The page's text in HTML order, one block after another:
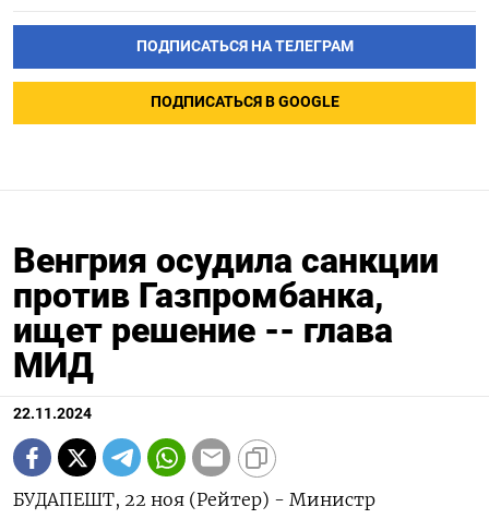
ПОДПИСАТЬСЯ НА ТЕЛЕГРАМ
ПОДПИСАТЬСЯ В GOOGLE
Венгрия осудила санкции
против Газпромбанка,
ищет решение -- глава
МИД
22.11.2024
БУДАПЕШТ, 22 ноя (Рейтер) - Министр